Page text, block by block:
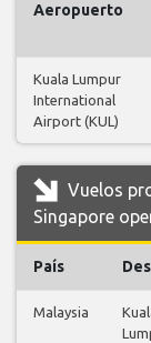
Aeropuerto
Kuala Lumpur
International
Airport (KUL)
Vuelos
Singapore
País
Malaysia